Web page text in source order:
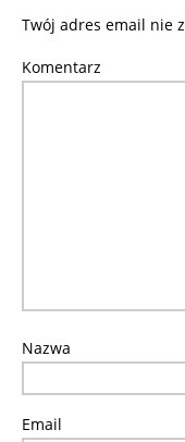
Twój adres email nie
Komentarz
Nazwa
Email